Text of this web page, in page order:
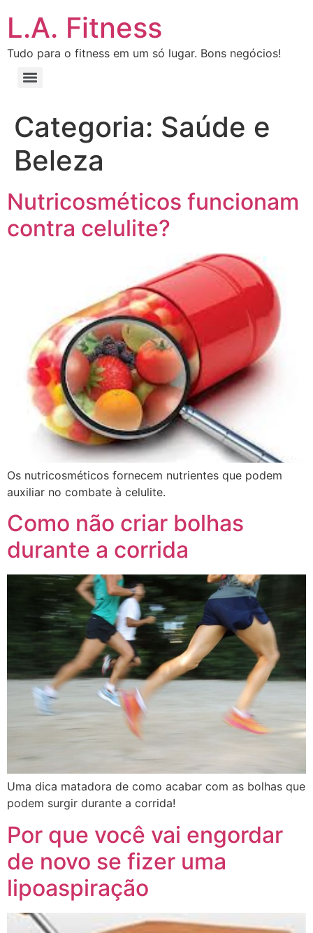
L.A. Fitness
Tudo para o fitness em um só lugar. Bons negócios!
Categoria: Saúde e
Beleza
Nutricosméticos funcionam
contra celulite?
Os nutricosméticos fornecem nutrientes que podem
auxiliar no combate à celulite.
Como não criar bolhas
durante a corrida
Uma dica matadora de como acabar com as bolhas que
podem surgir durante a corrida!
Por que você vai engordar
de novo se fizer uma
lipoaspiração